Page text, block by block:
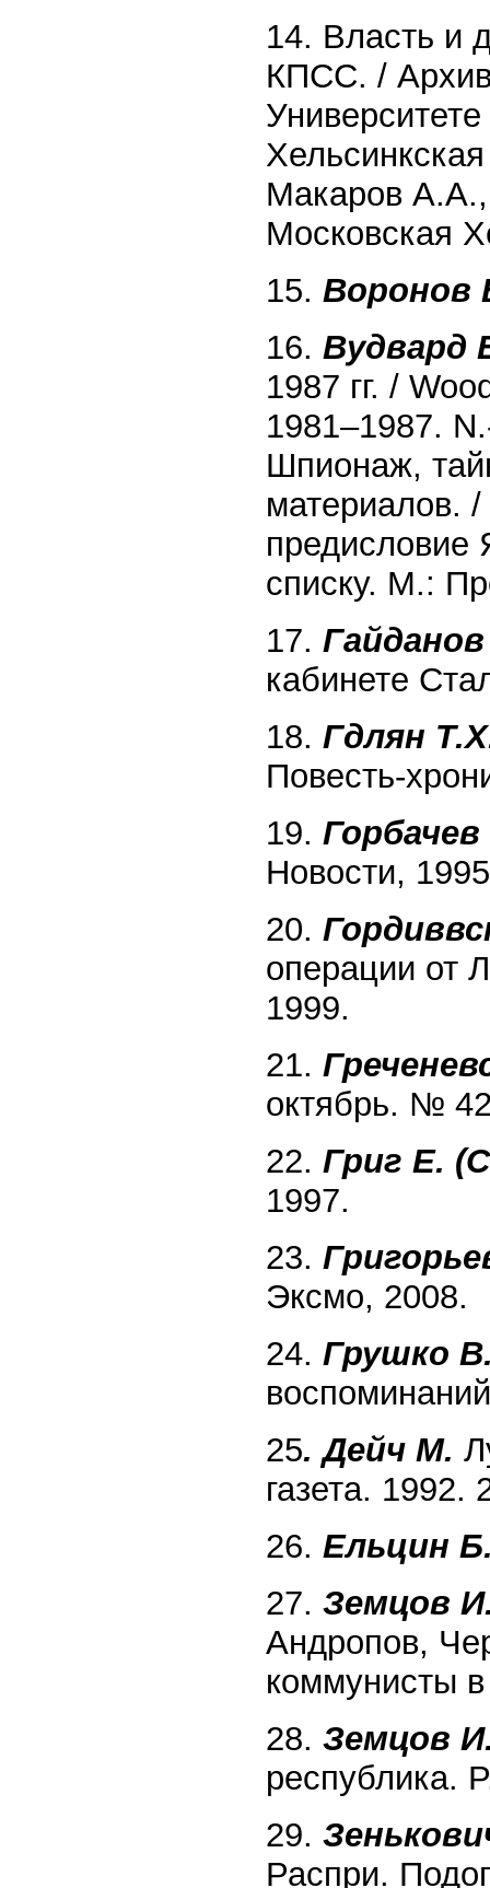
14. Власть и
КПСС. / Архив
Макаров
Московская
15. Воронов
16. Вудвард
1987 гг. /
1981–1987.
Шпионаж,
материалов.
предисловие
списку. М.:
17.
кабинете
18. Гдлян
Повесть-
19.
Новости,
20.
операции от
1999.
21.
октябрь. №
22. Григ Е.
1997.
23.
Эксмо, 2008.
24. Грушко
25. Дейч М.
газета.
26. Ельцин
27. Земцов
Андропов,
коммунисты
28. Земцов
республика.
29.
Распри.